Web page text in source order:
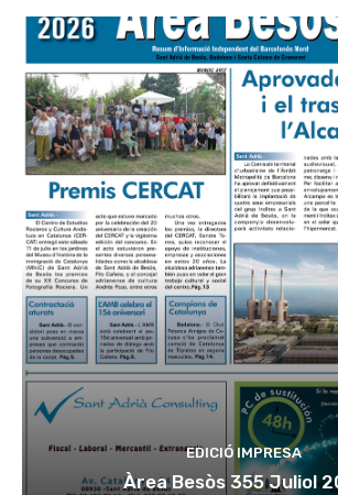
EDICIÓ IMPRESA
Àrea Besòs 355 Juliol